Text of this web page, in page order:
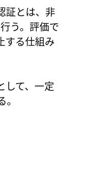
証とは、非
う。評価で
する仕組み
して、一定